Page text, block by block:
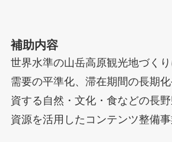
補助内容
世界水準の山岳高原観光地づく
需要の平準化、滞在期間の長期
資する自然・文化・食などの長
資源を活用したコンテンツ整備